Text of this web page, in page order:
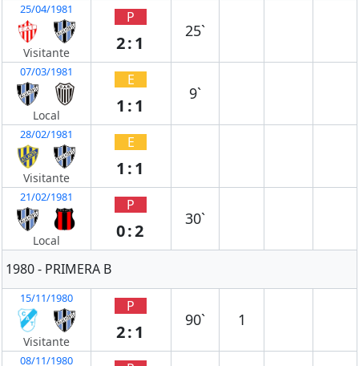
25/04/1981
Visitante
P
2:1
25`
07/03/1981
Local
E
1:1
9`
28/02/1981
Visitante
E
1:1
21/02/1981
Local
P
0:2
30`
1980 - PRIMERA B
15/11/1980
Visitante
P
2:1
90` 1
08/11/1980